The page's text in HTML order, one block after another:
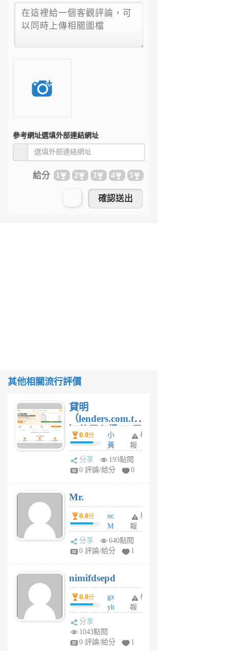
參考網址選填外部連結網址
給分 1 2 3 4 5
其他相關流行評價
貸明
（lenders.com.tw
）使用心得 — 民
間貸款比較平台
體驗
0.0分
小
黃
蜂
1
舉
報
分享
193點閱
0 評論/給分
0
Mr.
0.0分
nc
M
U
F
U
5
個
月
舉
報
分享
640點閱
0 評論/給分
1
nimifdsepd
0.0分
gx
yh
jl
舉
報
分享
1043點閱
0 評論/給分
1